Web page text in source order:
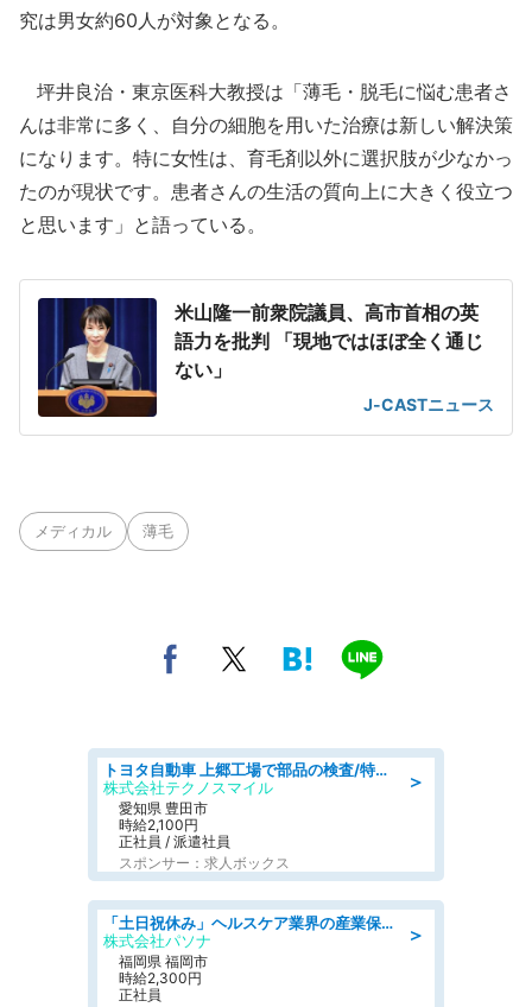
究は男女約60人が対象となる。
坪井良治・東京医科大教授は「薄毛・脱毛に悩む患者さ
んは非常に多く、自分の細胞を用いた治療は新しい解決策
になります。特に女性は、育毛剤以外に選択肢が少なかっ
たのが現状です。患者さんの生活の質向上に大きく役立つ
と思います」と語っている。
米山隆一前衆院議員、高市首相の英
語力を批判 「現地ではほぼ全く通じ
ない」
J-CASTニュース
メディカル 薄毛
＞
トヨタ自動車 上郷工場で部品の検査/特典168万/tutumi
株式会社テクノスマイル
愛知県 豊田市
時給2,100円
正社員 / 派遣社員
スポンサー：求人ボックス
＞
「土日祝休み」ヘルスケア業界の産業保健師/高時給/未経験OK/要資格:保健師、正看護師
株式会社パソナ
福岡県 福岡市
時給2,300円
正社員